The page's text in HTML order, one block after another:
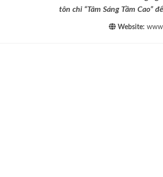
tôn chỉ “Tâm Sáng Tầm Cao”
Website: